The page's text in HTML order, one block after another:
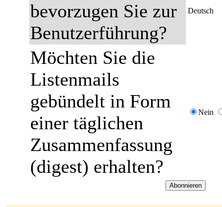
bevorzugen Sie zur
Benutzerführung?
Deutsch
Möchten Sie die
Listenmails
gebündelt in Form
einer täglichen
Zusammenfassung
(digest) erhalten?
Nein